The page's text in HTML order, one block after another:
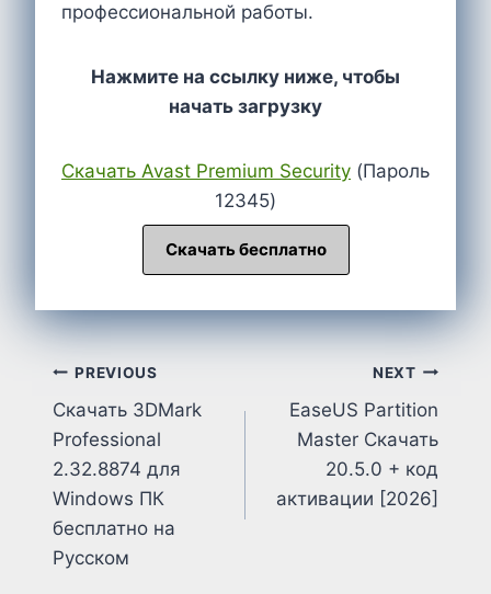
профессиональной работы.
Нажмите на ссылку ниже, чтобы
начать загрузку
Cкачать Avast Premium Security (Пароль
12345)
Скачать бесплатно
Post
navigation
PREVIOUS
Скачать 3DMark
Professional
2.32.8874 для
Windows ПК
бесплатно на
Русском
NEXT
EaseUS Partition
Master Cкачать
20.5.0 + код
активации [2026]